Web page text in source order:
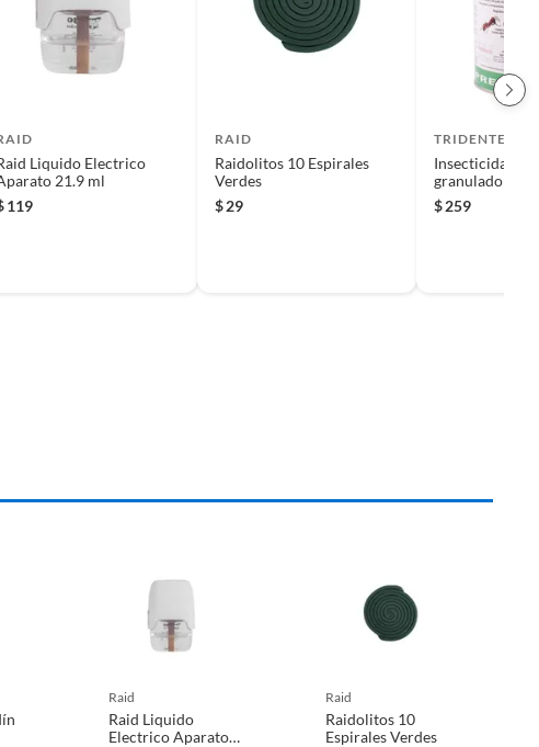
Liquido Electrico
21.9 ml
119
RAID
Raidolitos 10 Espirales
Verdes
$29
TRIDENTE
Insecticida
granulado 1 kg.
$259
raid
Raid Liquido
Electrico Aparato
raid
Raidolitos 10
Espirales Verdes